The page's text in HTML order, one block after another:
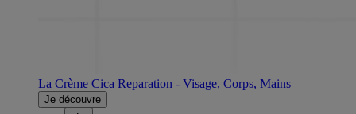
La Crème Cica Reparation - Visage, Corps, Mains
Je découvre